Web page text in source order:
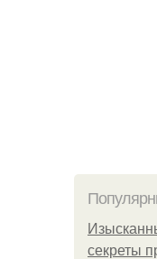
секреты